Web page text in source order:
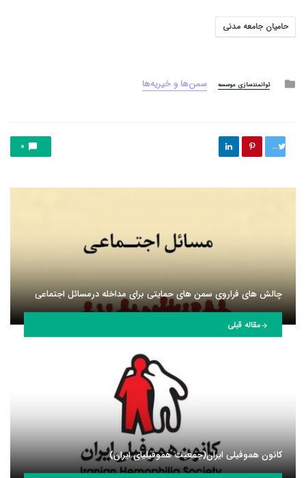
حامیان جامعه مدنی
Posted
توانمندسازی موسسه سمن‌ها و خیریه‌ها
توییت 0
چالش های فراروی سمن های حمایتی برای مداخله درمسائل اجتماعی
مقاله قبلی
کانون هموفیلی ایران(جمعیت هموفیلیای ایران)